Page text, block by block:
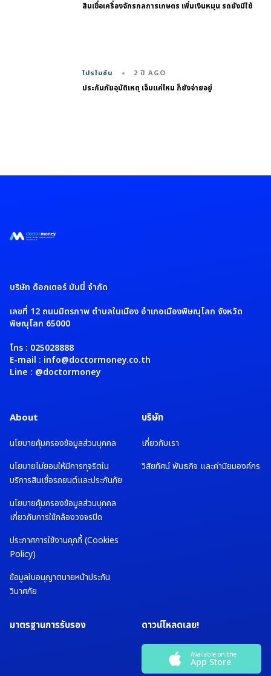
สินเชื่อเครื่องจักรกลการเกษตร เพิ่มเงินหมุน รถยังมีใช้
โปรโมชัน 2 ปี AGO
ประกันภัยอุบัติเหตุ เจ็บแค่ไหน ก็ยังจ่ายอยู่
บริษัท ด๊อกเตอร์ มันนี่ จำกัด
เลขที่ 12 ถนนมิตรภาพ ตำบลในเมือง อำเภอเมืองพิษณุโลก จังหวัด
พิษณุโลก 65000
โทร : 025028888
E-mail : info@doctormoney.co.th
Line : @doctormoney
About
นโยบายคุ้มครองข้อมูลส่วนบุคคล
นโยบายไม่ยอมให้มีการทุจริตใน
บริการสินเชื่อรถยนต์และประกันภัย
นโยบายคุ้มครองข้อมูลส่วนบุคคล
เกี่ยวกับการใช้กล้องวงจรปิด
ประกาศการใช้งานคุกกี้ (Cookies
Policy)
ข้อมูลใบอนุญาตนายหน้าประกัน
วินาศภัย
บริษัท
เกี่ยวกับเรา
วิสัยทัศน์ พันธกิจ และค่านิยมองค์กร
มาตรฐานการรับรอง ดาวน์โหลดเลย!
Available on the
App Store